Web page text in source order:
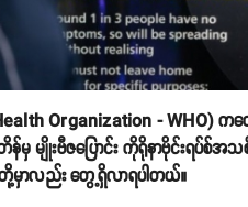
Organization - WHO) က
န်မှ မျိုးဗီဇပြောင်း ကိုရိုနာဗိုင်းရပ်
မှာလည်း တွေ့ရှိလာရပါတယ်။